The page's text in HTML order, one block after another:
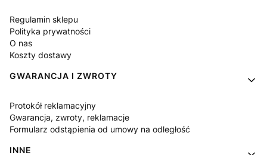
Regulamin sklepu
Polityka prywatności
O nas
Koszty dostawy
GWARANCJA I ZWROTY
Protokół reklamacyjny
Gwarancja, zwroty, reklamacje
Formularz odstąpienia od umowy na odległość
INNE